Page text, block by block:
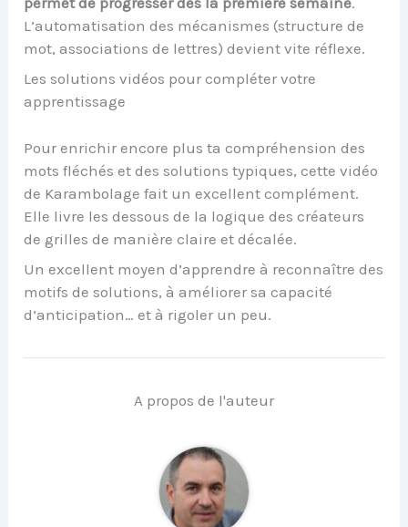
L’automatisation des mécanismes (structure de
mot, associations de lettres) devient vite réflexe.
Les solutions vidéos pour compléter votre
apprentissage
Pour enrichir encore plus ta compréhension des
mots fléchés et des solutions typiques, cette vidéo
de Karambolage fait un excellent complément.
Elle livre les dessous de la logique des créateurs
de grilles de manière claire et décalée.
Un excellent moyen d’apprendre à reconnaître des
motifs de solutions, à améliorer sa capacité
d’anticipation… et à rigoler un peu.
A propos de l'auteur